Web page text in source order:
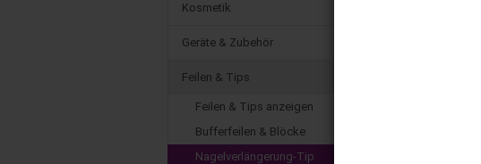
Kosmetik
Geräte & Zubehör
Feilen & Tips
Feilen & Tips anzeigen
Bufferfeilen & Blöcke
Nagelverlängerung-Tip